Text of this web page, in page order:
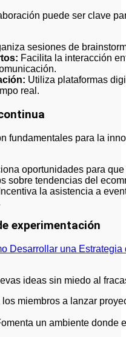
puede ser clave
sesiones de
Facilita la interacción
Utiliza plataformas
real.
fundamentales para la
oportunidades para
sobre tendencias del
Incentiva la asistencia a
experimentación
Desarrollar una
ideas sin miedo al
miembros a lanzar
un ambiente donde